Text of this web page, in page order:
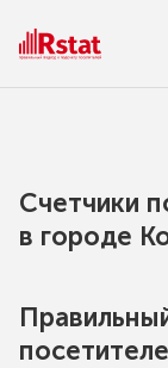
Счетчики
в городe